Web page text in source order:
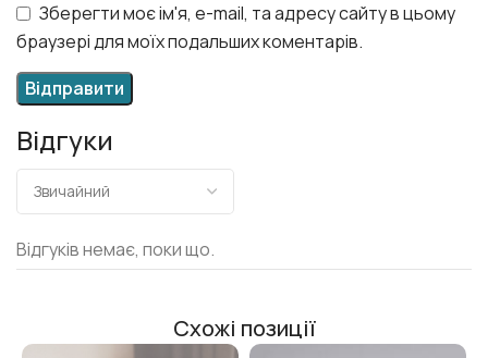
Відгуки
Відгуків немає, поки що.
Зберегти моє ім'я, e-mail, та адресу сайту в цьому
браузері для моїх подальших коментарів.
Схожі позиції